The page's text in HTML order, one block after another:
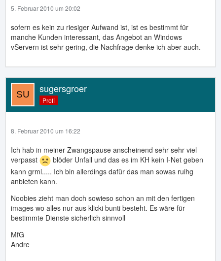
5. Februar 2010 um 20:02
sofern es kein zu riesiger Aufwand ist, ist es bestimmt für
manche Kunden interessant, das Angebot an Windows
vServern ist sehr gering, die Nachfrage denke ich aber auch.
sugersgroer
Profi
8. Februar 2010 um 16:22
Ich hab in meiner Zwangspause anscheinend sehr sehr viel
verpasst
blöder Unfall und das es im KH kein I-Net geben
kann grml..... Ich bin allerdings dafür das man sowas ruihg
anbieten kann.
Noobies zieht man doch sowieso schon an mit den fertigen
images wo alles nur aus klicki bunti besteht. Es wäre für
bestimmte Dienste sicherlich sinnvoll
MfG
Andre